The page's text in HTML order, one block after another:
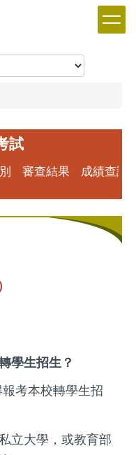
試
審查結果 成績查詢
學生招生？
考本校轉學生招
立大學，或教育部